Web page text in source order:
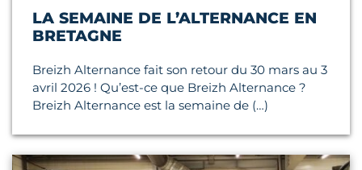
LA SEMAINE DE L’ALTERNANCE EN
BRETAGNE
Breizh Alternance fait son retour du 30 mars au 3
avril 2026 ! Qu’est-ce que Breizh Alternance ?
Breizh Alternance est la semaine de (…)
Lire l'article